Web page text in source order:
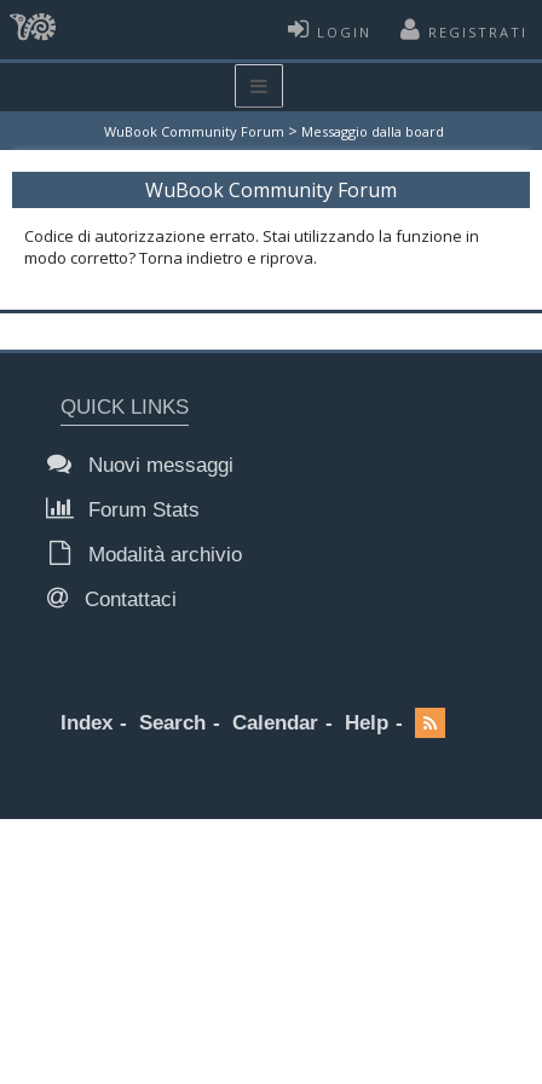
LOGIN REGISTRATI
WuBook Community Forum > Messaggio dalla board
WuBook Community Forum
Codice di autorizzazione errato. Stai utilizzando la funzione in
modo corretto? Torna indietro e riprova.
QUICK LINKS
Nuovi messaggi
Forum Stats
Modalità archivio
Contattaci
Index Search Calendar Help